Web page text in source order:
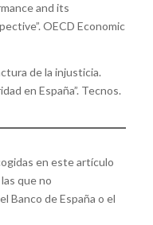
and its
OECD Economic
de la injusticia.
en España”. Tecnos.
en este artículo
que no
Banco de España o el